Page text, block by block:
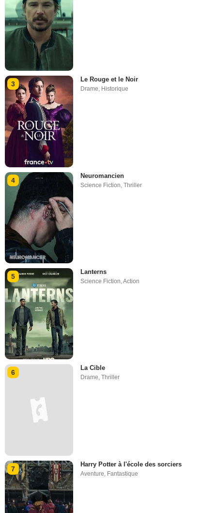
3
Le Rouge et le Noir
Drame, Historique
4
Neuromancien
Science Fiction ,Thriller
5
Lanterns
Science Fiction,Action
6
La Cible
Drame,Thriller
7
Harry Potter à l'école des sorciers
Aventure Fantastique